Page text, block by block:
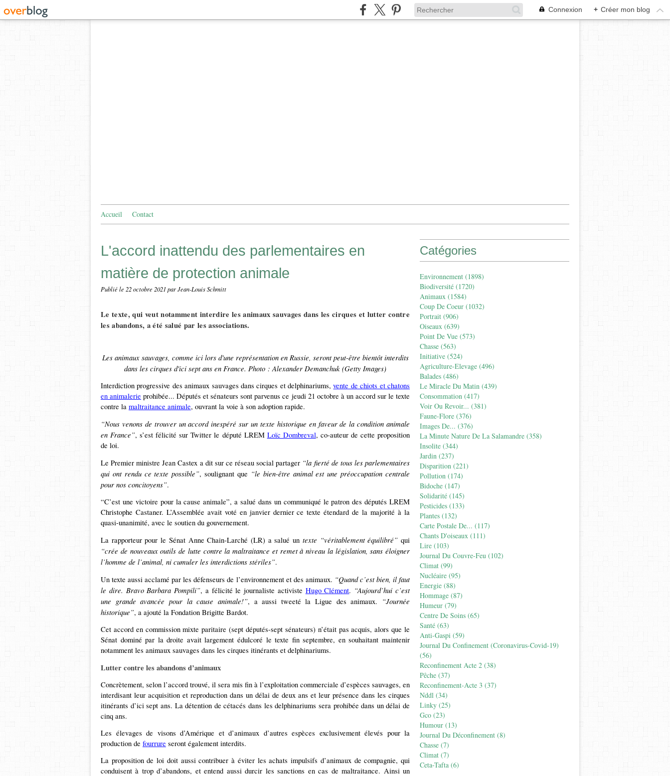
Connexion + Créer mon blog
Accueil Contact
L'accord inattendu des parlementaires en
matière de protection animale
Publié le 22 octobre 2021par Jean-Louis Schmitt
Le texte, qui veut notamment interdire les animaux sauvages dans les cirques et lutter contre
les abandons, a été salué par les associations.
Les animaux sauvages, comme ici lors d'une représentation en Russie, seront peut-être bientôt interdits
dans les cirques d'ici sept ans en France. Photo : Alexander Demanchuk (Getty Images)
Interdiction progressive des animaux sauvages dans cirques et delphinariums,vente de chiots et chatons
en animalerie prohibée... Députés et sénateurs sont parvenus ce jeudi 21 octobre à un accord sur le texte
contre la maltraitance animale, ouvrant la voie à son adoption rapide.
“Nous venons de trouver un accord inespéré sur un texte historique en faveur de la condition animale
en France”, s’est félicité sur Twitter le député LREM Loïc Dombreval, co-auteur de cette proposition
de loi.
Le Premier ministre Jean Castex a dit sur ce réseau social partager “la fierté de tous les parlementaires
qui ont rendu ce texte possible”, soulignant que “le bien-être animal est une préoccupation centrale
pour nos concitoyens”.
“C’est une victoire pour la cause animale”, a salué dans un communiqué le patron des députés LREM
Christophe Castaner. L’Assemblée avait voté en janvier dernier ce texte étendard de la majorité à la
quasi-unanimité, avec le soutien du gouvernement.
La rapporteur pour le Sénat Anne Chain‑Larché (LR) a salué un texte “véritablement équilibré” qui
“crée de nouveaux outils de lutte contre la maltraitance et remet à niveau la législation, sans éloigner
l’homme de l’animal, ni cumuler les interdictions stériles”.
Un texte aussi acclamé par les défenseurs de l’environnement et des animaux. “Quand c’est bien, il faut
le dire. Bravo Barbara Pompili”, a félicité le journaliste activiste Hugo Clément. “Aujourd’hui c’est
une grande avancée pour la cause animale!”, a aussi tweeté la Ligue des animaux.
“Journée
historique”, a ajouté la Fondation Brigitte Bardot.
Cet accord en commission mixte paritaire (sept députés-sept sénateurs) n’était pas acquis, alors que le
Sénat dominé par la droite avait largement édulcoré le texte fin septembre, en souhaitant maintenir
notamment les animaux sauvages dans les cirques itinérants et delphinariums.
Lutter contre les abandons d’animaux
Concrètement, selon l’accord trouvé, il sera mis fin à l’exploitation commerciale d’espèces sauvages, en
interdisant leur acquisition et reproduction dans un délai de deux ans et leur présence dans les cirques
itinérants d’ici sept ans. La détention de cétacés dans les delphinariums sera prohibée dans un délai de
cinq ans.
Les élevages de visons d’Amérique et d’animaux d’autres espèces exclusivement élevés pour la
production de fourrure seront également interdits.
La proposition de loi doit aussi contribuer à éviter les achats impulsifs d’animaux de compagnie, qui
conduisent à trop d’abandons, et entend aussi durcir les sanctions en cas de maltraitance. Ainsi un
Catégories
Environnement (1898)
Biodiversité (1720)
Animaux (1584)
Coup De Coeur (1032)
Portrait (906)
Oiseaux (639)
Point De Vue (573)
Chasse (563)
Initiative (524)
Agriculture-Elevage (496)
Balades (486)
Le Miracle Du Matin (439)
Consommation (417)
Voir Ou Revoir... (381)
Faune-Flore (376)
Images De... (376)
La Minute Nature De La Salamandre (358)
Insolite (344)
Jardin (237)
Disparition (221)
Pollution (174)
Bidoche (147)
Solidarité (145)
Pesticides (133)
Plantes (132)
Carte Postale De... (117)
Chants D'oiseaux (111)
Lire (103)
Journal Du Couvre-Feu (102)
Climat (99)
Nucléaire (95)
Energie (88)
Hommage (87)
Humeur (79)
Centre De Soins (65)
Santé (63)
Anti-Gaspi (59)
Journal Du Confinement (coronavirus-Covid-19)
(56)
Reconfinement Acte 2 (38)
Pêche (37)
Reconfinement-Acte 3 (37)
Nddl (34)
Linky (25)
Gco (23)
Humour (13)
Journal Du Déconfinement (8)
Chasse (7)
Climat (7)
Ceta-Tafta (6)